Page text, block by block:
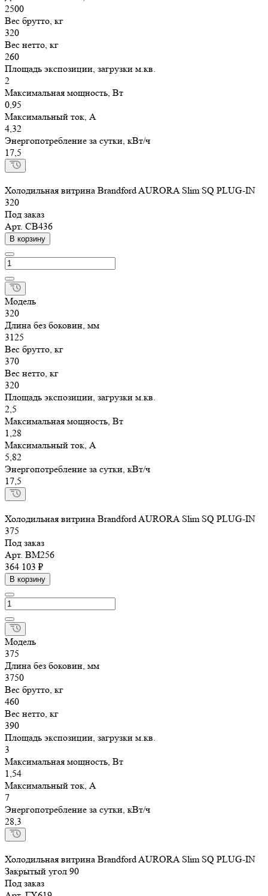
2500
Вес брутто, кг
320
Вес нетто, кг
260
Площадь экспозиции, загрузки м.кв.
2
Максимальная мощность, Вт
0,95
Максимальный ток, А
4,32
Энергопотребление за сутки, кВт/ч
17,5
Холодильная витрина Brandford AURORA Slim SQ PLUG-IN
320
Под заказ
Арт. СВ436
В корзину
Модель
320
Длина без боковин, мм
3125
Вес брутто, кг
370
Вес нетто, кг
320
Площадь экспозиции, загрузки м.кв.
2,5
Максимальная мощность, Вт
1,28
Максимальный ток, А
5,82
Энергопотребление за сутки, кВт/ч
17,5
Холодильная витрина Brandford AURORA Slim SQ PLUG-IN
375
Под заказ
Арт. ВМ256
364 103 ₽
В корзину
Модель
375
Длина без боковин, мм
3750
Вес брутто, кг
460
Вес нетто, кг
390
Площадь экспозиции, загрузки м.кв.
3
Максимальная мощность, Вт
1,54
Максимальный ток, А
7
Энергопотребление за сутки, кВт/ч
28,3
Холодильная витрина Brandford AURORA Slim SQ PLUG-IN
Закрытый угол 90
Под заказ